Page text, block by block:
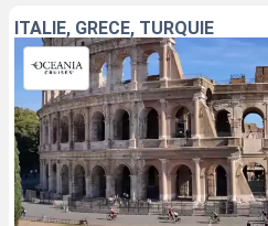
ITALIE, GRÈCE, TURQUIE